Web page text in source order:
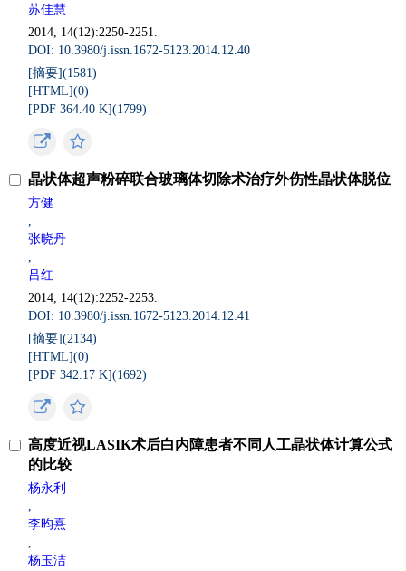
苏佳慧
2014, 14(12):2250-2251.
DOI: 10.3980/j.issn.1672-5123.2014.12.40
[摘要](1581)
[HTML](0)
[PDF 364.40 K](1799)
晶状体超声粉碎联合玻璃体切除术治疗外伤性晶状体脱位
方健
,
张晓丹
,
吕红
2014, 14(12):2252-2253.
DOI: 10.3980/j.issn.1672-5123.2014.12.41
[摘要](2134)
[HTML](0)
[PDF 342.17 K](1692)
高度近视LASIK术后白内障患者不同人工晶状体计算公式
的比较
杨永利
,
李昀熹
,
杨玉洁